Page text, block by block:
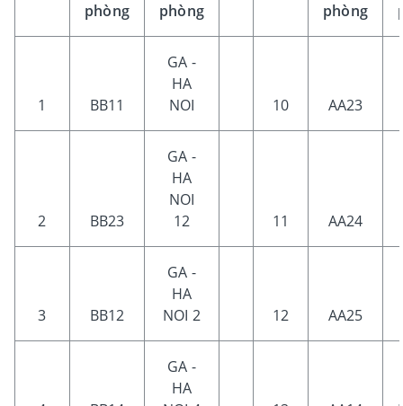
phòng
phòng
phòng
1 BB11
GA -
HA
NOI
10 AA23
2 BB23
GA -
HA
NOI
12
11 AA24
3 BB12
GA -
HA
NOI 2
12 AA25
GA -
HA